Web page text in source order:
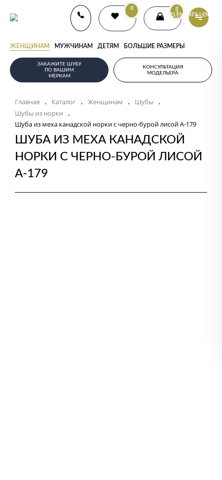
0
{{
ELEMENTS.LENGTH
}}
ЖЕНЩИНАМ МУЖЧИНАМ ДЕТЯМ БОЛЬШИЕ РАЗМЕРЫ
ЗАКАЖИТЕ ШУБУ
ПО ВАШИМ
МЕРКАМ
КОНСУЛЬТАЦИЯ
МОДЕЛЬЕРА
Главная . Каталог . Женщинам . Шубы .
Шубы из норки .
Шуба из меха канадской норки с черно-бурой лисой А-179
ШУБА ИЗ МЕХА КАНАДСКОЙ
НОРКИ С ЧЕРНО-БУРОЙ ЛИСОЙ
А-179